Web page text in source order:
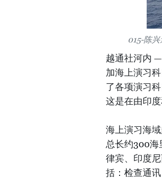
015-陈
越通社河内
加海上演习
了各项演习
这是在由印
海上演习海
总长约300海
律宾、印度
括：检查通